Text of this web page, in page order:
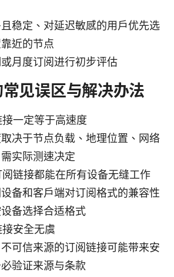
稳定、对延迟敏感的用户优先选
近的节点
月度订阅进行初步评估
见误区与解决办法
一定等于高速度
决于节点负载、地理位置、网络
实际测速决定
链接都能在所有设备无缝工作
备和客户端对订阅格式的兼容性
备选择合适格式
安全无虞
可信来源的订阅链接可能带来安
验证来源与条款